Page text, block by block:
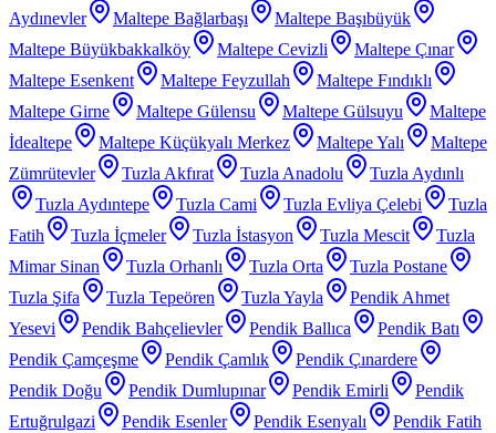
Aydınevler
Maltepe Bağlarbaşı
Maltepe Başıbüyük
Maltepe Büyükbakkalköy
Maltepe Cevizli
Maltepe Çınar
Maltepe Esenkent
Maltepe Feyzullah
Maltepe Fındıklı
Maltepe Girne
Maltepe Gülensu Maltepe Gülsuyu
Maltepe
İdealtepe
Maltepe Küçükyalı Merkez Maltepe Yalı
Maltepe
Zümrütevler
Tuzla Akfırat Tuzla Anadolu
Tuzla Aydınlı
Tuzla Aydıntepe
Tuzla Cami Tuzla Evliya Çelebi
Tuzla
Fatih
Tuzla İçmeler Tuzla İstasyon Tuzla Mescit
Tuzla
Mimar Sinan
Tuzla Orhanlı Tuzla Orta
Tuzla Postane
Tuzla Şifa
Tuzla Tepeören Tuzla Yayla
Pendik Ahmet
Yesevi
Pendik Bahçelievler Pendik Ballıca
Pendik Batı
Pendik Çamçeşme
Pendik Çamlık
Pendik Çınardere
Pendik Doğu
Pendik Dumlupınar Pendik Emirli
Pendik
Ertuğrulgazi
Pendik Esenler Pendik Esenyalı
Pendik Fatih